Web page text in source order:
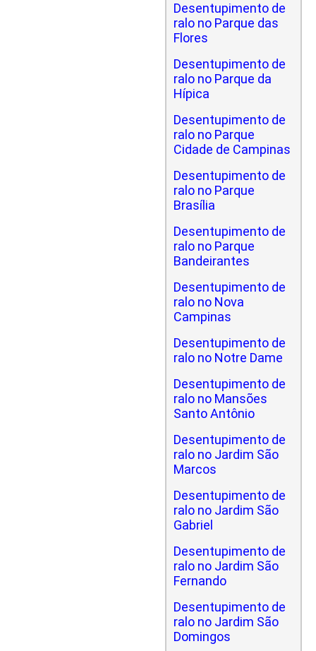
Desentupimento de
ralo no Parque das
Flores
Desentupimento de
ralo no Parque da
Hípica
Desentupimento de
ralo no Parque
Cidade de Campinas
Desentupimento de
ralo no Parque
Brasília
Desentupimento de
ralo no Parque
Bandeirantes
Desentupimento de
ralo no Nova
Campinas
Desentupimento de
ralo no Notre Dame
Desentupimento de
ralo no Mansões
Santo Antônio
Desentupimento de
ralo no Jardim São
Marcos
Desentupimento de
ralo no Jardim São
Gabriel
Desentupimento de
ralo no Jardim São
Fernando
Desentupimento de
ralo no Jardim São
Domingos